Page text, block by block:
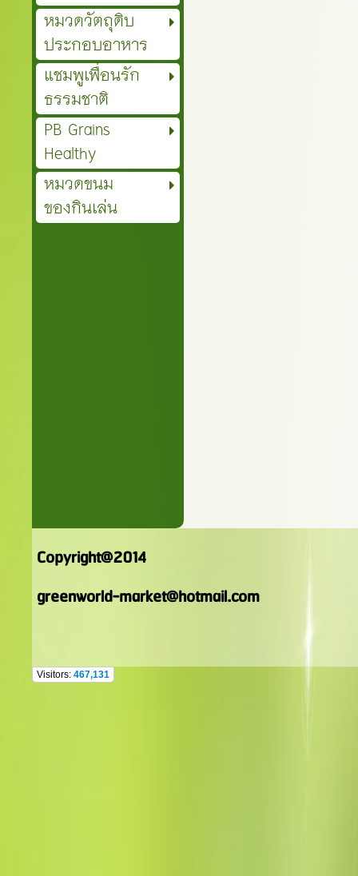
หมวดวัตถุดิบ
ประกอบอาหาร
แชมพูเพื่อนรัก
ธรรมชาติ
PB Grains
Healthy
หมวดขนม
ของกินเล่น
Copyright@2014
greenworld-market@hotmail.com
Visitors: 467,131